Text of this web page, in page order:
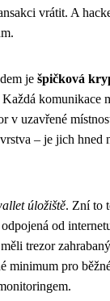
vrátit. A
je špičková
komunikace
v uzavřené
– je jich
úložiště. Zní to
od
trezor
minimum pro